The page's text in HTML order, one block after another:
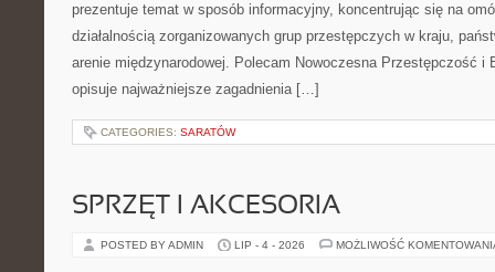
prezentuje temat w sposób informacyjny, koncentrując się na
działalnością zorganizowanych grup przestępczych w kraju,
arenie międzynarodowej. Polecam Nowoczesna Przestępczość i
opisuje najważniejsze zagadnienia […]
CATEGORIES: SARATÓW
SPRZĘT I AKCESORIA
POSTED BY ADMIN LIP - 4 - 2026 MOŻLIWOŚĆ